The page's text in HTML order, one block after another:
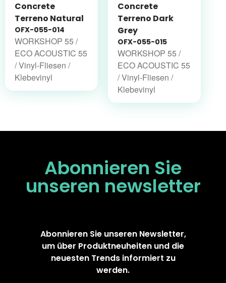
Concrete
Terreno Natural
OFX-055-014
WORKSHOP 55 /
ECO ACOUSTIC 55
/ Vinyl-Fliesen /
Klebevinyl
Concrete
Terreno Dark
Grey
OFX-055-015
WORKSHOP 55 /
ECO ACOUSTIC 55
/ Vinyl-Fliesen /
Klebevinyl
Abonnieren Sie
unseren newsletter
Abonnieren Sie unseren Newsletter,
um über Produktneuheiten und die
neuesten Trends informiert zu
werden.